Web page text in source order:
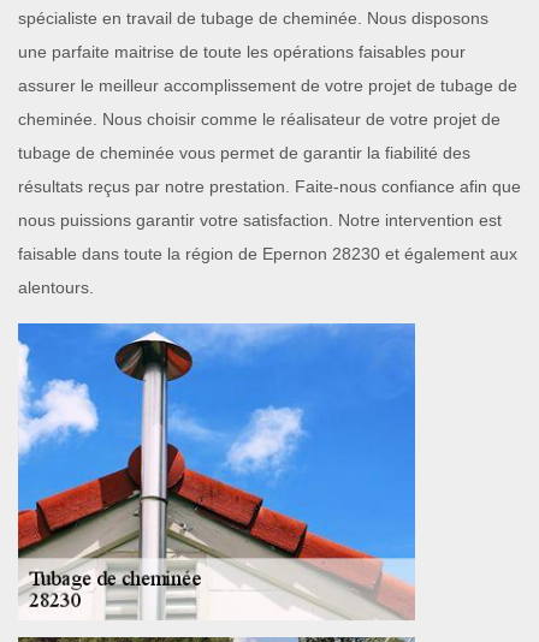
spécialiste en travail de tubage de cheminée. Nous disposons
une parfaite maitrise de toute les opérations faisables pour
assurer le meilleur accomplissement de votre projet de tubage de
cheminée. Nous choisir comme le réalisateur de votre projet de
tubage de cheminée vous permet de garantir la fiabilité des
résultats reçus par notre prestation. Faite-nous confiance afin que
nous puissions garantir votre satisfaction. Notre intervention est
faisable dans toute la région de Epernon 28230 et également aux
alentours.